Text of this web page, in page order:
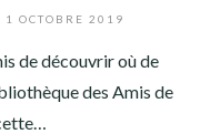
1 OCTOBRE 2019
de découvrir où de
des Amis de